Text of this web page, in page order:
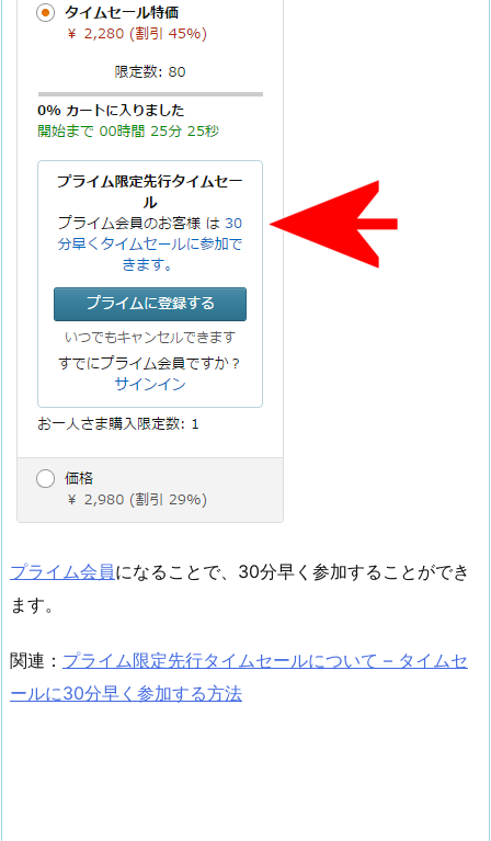
プライム会員になることで、30分早く参加することができ
ます。
関連： プライム限定先行タイムセールについて – タイムセ
ールに30分早く参加する方法